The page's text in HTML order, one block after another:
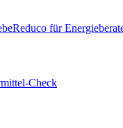
Reduco für
Check